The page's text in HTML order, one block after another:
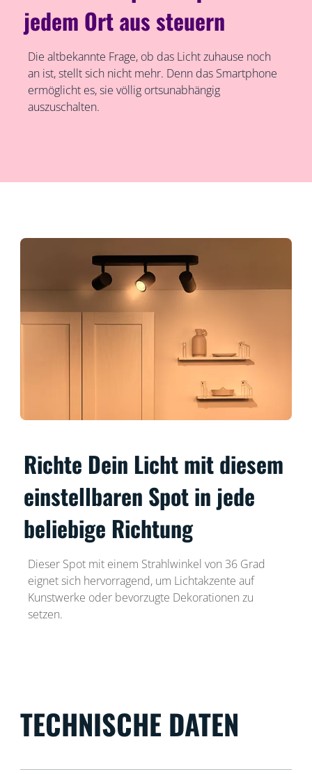
jedem Ort aus steuern
Die altbekannte Frage, ob das Licht zuhause noch
an ist, stellt sich nicht mehr. Denn das Smartphone
ermöglicht es, sie völlig ortsunabhängig
auszuschalten.
Richte Dein Licht mit diesem
einstellbaren Spot in jede
beliebige Richtung
Dieser Spot mit einem Strahlwinkel von 36 Grad
eignet sich hervorragend, um Lichtakzente auf
Kunstwerke oder bevorzugte Dekorationen zu
setzen.
TECHNISCHE DATEN